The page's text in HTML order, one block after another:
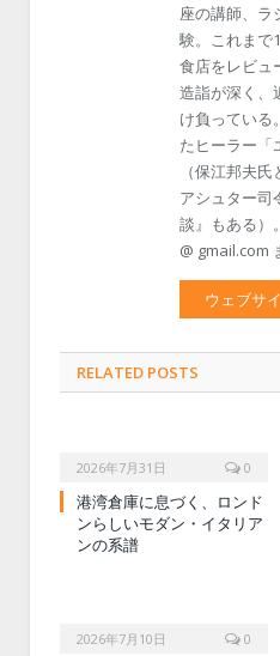
座の講師、ラ
験。これまで
食店をレビュ
造詣が深く、
け負っている
たヒーラー「
（保江邦夫
アシュター司
談』もある）
@ gmail.com
ウェブサ
RELATED POSTS
2026年7月31日 0
港湾倉庫に息づく、ロンド
ンらしいモダン・イタリア
ンの系譜
2026年7月10日 0